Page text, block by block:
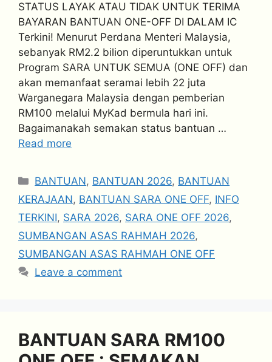
STATUS LAYAK ATAU TIDAK UNTUK TERIMA
BAYARAN BANTUAN ONE-OFF DI DALAM IC
Terkini! Menurut Perdana Menteri Malaysia,
sebanyak RM2.2 bilion diperuntukkan untuk
Program SARA UNTUK SEMUA (ONE OFF) dan
akan memanfaat seramai lebih 22 juta
Warganegara Malaysia dengan pemberian
RM100 melalui MyKad bermula hari ini.
Bagaimanakah semakan status bantuan …
Read more
Categories
BANTUAN, BANTUAN 2026, BANTUAN
KERAJAAN, BANTUAN SARA ONE OFF, INFO
TERKINI, SARA 2026, SARA ONE OFF 2026,
SUMBANGAN ASAS RAHMAH 2026,
SUMBANGAN ASAS RAHMAH ONE OFF
Leave a comment
BANTUAN SARA RM100